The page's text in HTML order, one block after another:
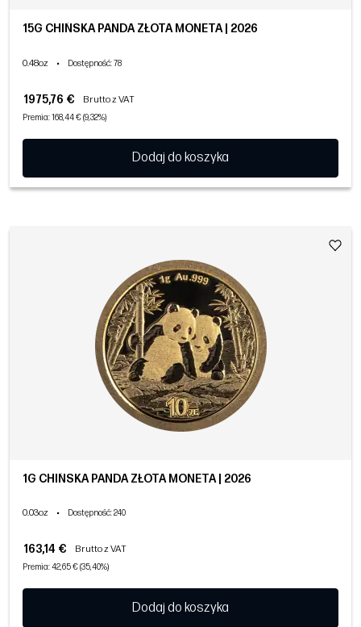
15G CHIŃSKA PANDA ZŁOTA MONETA | 2026
0.48oz • Dostępność: 78
1975,76 € Brutto z VAT
Premia: 168,44 € (9,32%)
Dodaj do koszyka
1G CHIŃSKA PANDA ZŁOTA MONETA | 2026
0.03oz • Dostępność: 240
163,14 € Brutto z VAT
Premia: 42,65 € (35,40%)
Dodaj do koszyka